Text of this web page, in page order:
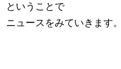
ということで
ニュースをみていきます。